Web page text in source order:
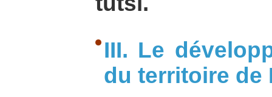
III. Le
du territoire de